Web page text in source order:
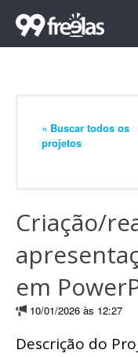
« Buscar todos os
projetos
Criação/
em
10/01/2026 às 12:27
Descrição do